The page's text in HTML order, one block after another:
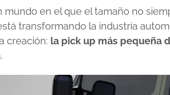
mundo en el que el tamaño no
transformando la industria
creación: la pick up más pequeña